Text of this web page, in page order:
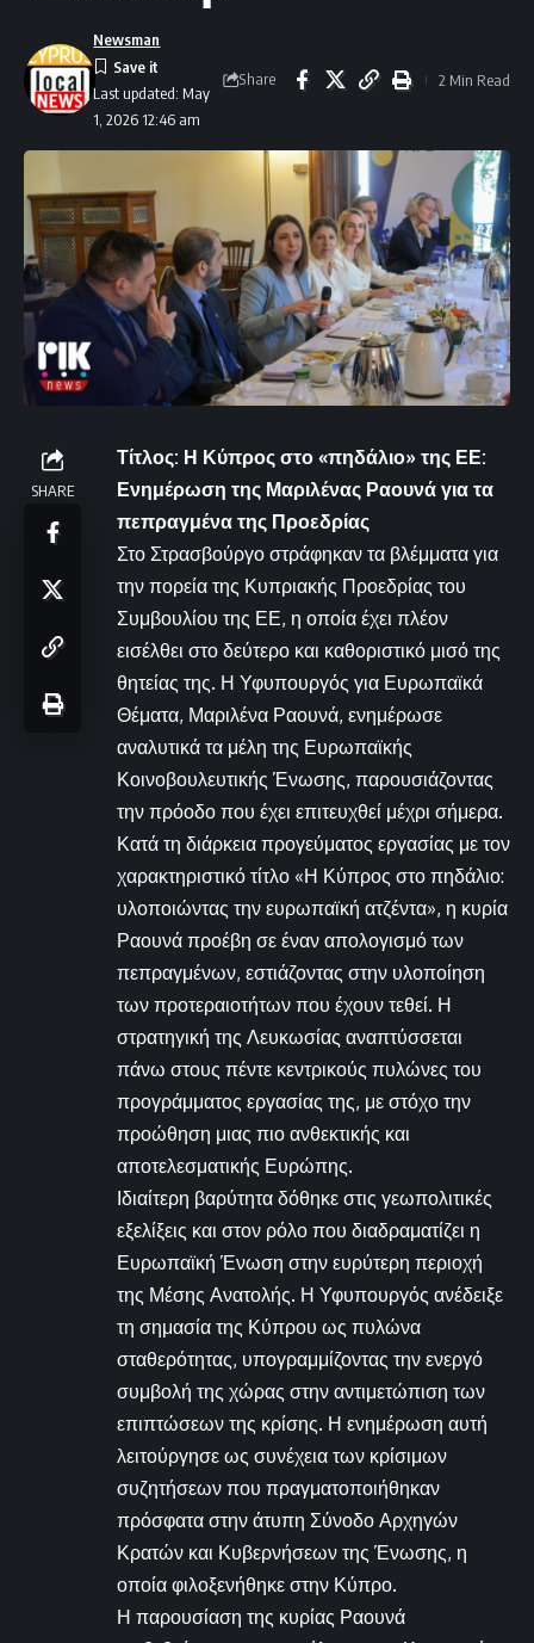
Last updated: May
1, 2026 12:46 am
Newsman
Share 2 Min Read
SHARE
Τίτλος: Η Κύπρος στο «πηδάλιο» της ΕΕ:
Ενημέρωση της Μαριλένας Ραουνά για τα
πεπραγμένα της Προεδρίας
Στο Στρασβούργο στράφηκαν τα βλέμματα για
την πορεία της Κυπριακής Προεδρίας του
Συμβουλίου της ΕΕ, η οποία έχει πλέον
εισέλθει στο δεύτερο και καθοριστικό μισό της
θητείας της. Η Υφυπουργός για Ευρωπαϊκά
Θέματα, Μαριλένα Ραουνά, ενημέρωσε
αναλυτικά τα μέλη της Ευρωπαϊκής
Κοινοβουλευτικής Ένωσης, παρουσιάζοντας
την πρόοδο που έχει επιτευχθεί μέχρι σήμερα.
Κατά τη διάρκεια προγεύματος εργασίας με τον
χαρακτηριστικό τίτλο «Η Κύπρος στο πηδάλιο:
υλοποιώντας την ευρωπαϊκή ατζέντα», η κυρία
Ραουνά προέβη σε έναν απολογισμό των
πεπραγμένων, εστιάζοντας στην υλοποίηση
των προτεραιοτήτων που έχουν τεθεί. Η
στρατηγική της Λευκωσίας αναπτύσσεται
πάνω στους πέντε κεντρικούς πυλώνες του
προγράμματος εργασίας της, με στόχο την
προώθηση μιας πιο ανθεκτικής και
αποτελεσματικής Ευρώπης.
Ιδιαίτερη βαρύτητα δόθηκε στις γεωπολιτικές
εξελίξεις και στον ρόλο που διαδραματίζει η
Ευρωπαϊκή Ένωση στην ευρύτερη περιοχή
της Μέσης Ανατολής. Η Υφυπουργός ανέδειξε
τη σημασία της Κύπρου ως πυλώνα
σταθερότητας, υπογραμμίζοντας την ενεργό
συμβολή της χώρας στην αντιμετώπιση των
επιπτώσεων της κρίσης. Η ενημέρωση αυτή
λειτούργησε ως συνέχεια των κρίσιμων
συζητήσεων που πραγματοποιήθηκαν
πρόσφατα στην άτυπη Σύνοδο Αρχηγών
Κρατών και Κυβερνήσεων της Ένωσης, η
οποία φιλοξενήθηκε στην Κύπρο.
Η παρουσίαση της κυρίας Ραουνά